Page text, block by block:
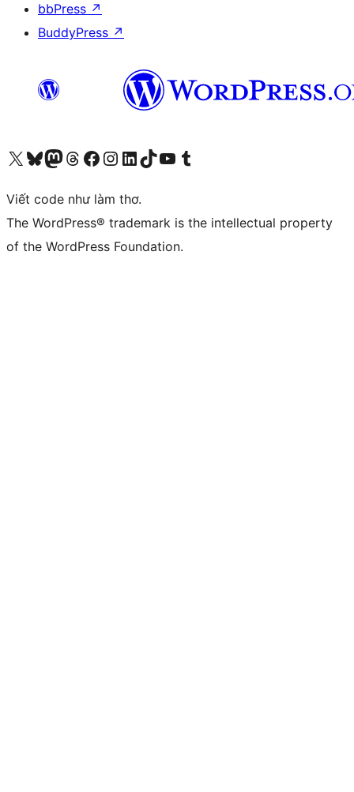
bbPress ↗
BuddyPress ↗
Truy cập tài khoản X (trước đây là Twitter) của chúng tôiVisit our Bluesky account
Visit our Mastodon account
Visit our Threads account
Xem trang Facebook của chúng tôiTruy cập tài khoản Instagram của chúng tôiTruy cập tài khoản LinkedIn của chúng tôiVisit our TikTok account
Truy cập kênh YouTube của chúng tôi Visit our Tumblr account
Viết code như làm thơ.
The WordPress® trademark is the intellectual property
of the WordPress Foundation.